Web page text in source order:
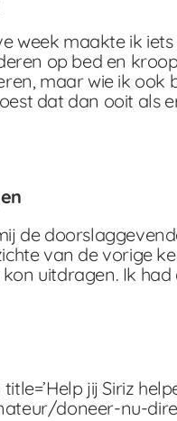
week maakte ik
op bed en
maar wie ik ook
dat dan ooit als
de
van de vorige
uitdragen. Ik had
jij Siriz
doneer-nu-